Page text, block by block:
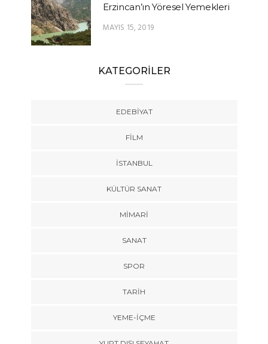
Erzincan’ın Yöresel Yemekleri
MAYIS 15, 2019
KATEGORİLER
EDEBIYAT
FILM
İSTANBUL
KÜLTÜR SANAT
MIMARI
SANAT
SPOR
TARİH
YEME-İÇME